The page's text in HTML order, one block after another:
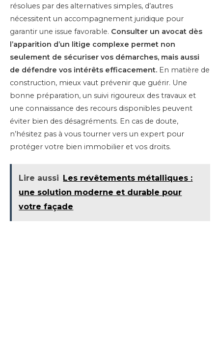
résolues par des alternatives simples, d’autres
nécessitent un accompagnement juridique pour
garantir une issue favorable. Consulter un avocat dès
l’apparition d’un litige complexe permet non
seulement de sécuriser vos démarches, mais aussi
de défendre vos intérêts efficacement. En matière de
construction, mieux vaut prévenir que guérir. Une
bonne préparation, un suivi rigoureux des travaux et
une connaissance des recours disponibles peuvent
éviter bien des désagréments. En cas de doute,
n’hésitez pas à vous tourner vers un expert pour
protéger votre bien immobilier et vos droits.
Lire aussi
Les revêtements métalliques :
une solution moderne et durable pour
votre façade